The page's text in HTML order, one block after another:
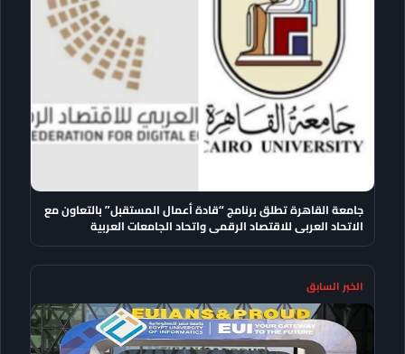
جامعة القاهرة تطلق برنامج “قادة أعمال المستقبل” بالتعاون مع
الاتحاد العربى للاقتصاد الرقمى واتحاد الجامعات العربية
الخبر السابق